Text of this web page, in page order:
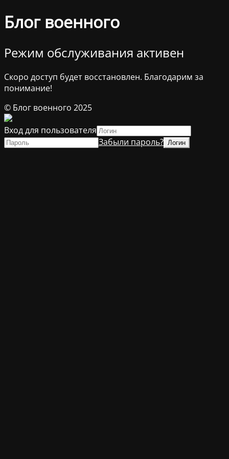
Блог военного
Режим обслуживания активен
Скоро доступ будет восстановлен. Благодарим за
понимание!
© Блог военного 2025
Вход для пользователя
Забыли пароль?